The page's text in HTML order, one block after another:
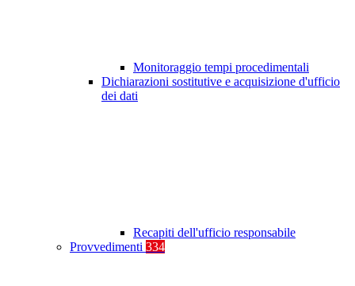
Monitoraggio tempi procedimentali
Dichiarazioni sostitutive e acquisizione d'ufficio
dei dati
Recapiti dell'ufficio responsabile
Provvedimenti 334